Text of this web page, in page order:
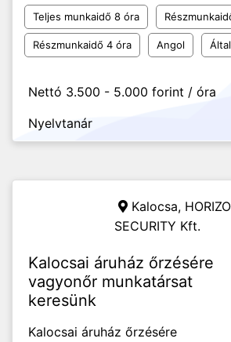
Teljes munkaidő 8 óra
Részmunkaidő 4 óra Angol
Nettó 3.500 - 5.000 forint / óra
Nyelvtanár
Kalocsa,
SECURITY Kft.
Kalocsai áruház őrzésére
vagyonőr munkatársat
keresünk
Kalocsai áruház őrzésére